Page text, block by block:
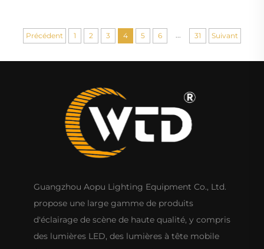
Précédent 1 2 3 4 5 6 31 Suivant
Guangzhou Aopu Lighting Equipment Co., Ltd.
propose une large gamme de produits
d'éclairage de scène de haute qualité, y compris
des lumières LED, des lumières à tête mobile